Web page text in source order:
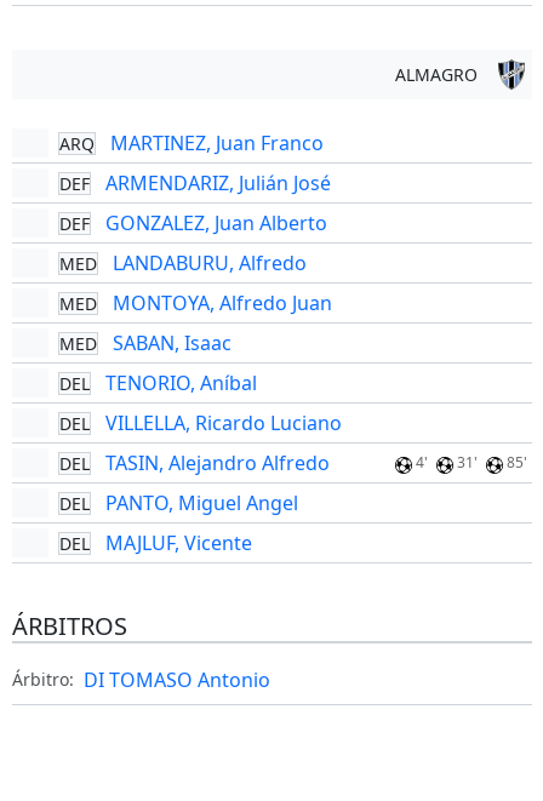
ALMAGRO
ARQ MARTINEZ, Juan Franco
DEF ARMENDARIZ, Julián José
DEF GONZALEZ, Juan Alberto
MED LANDABURU, Alfredo
MED MONTOYA, Alfredo Juan
MED SABAN, Isaac
DEL TENORIO, Aníbal
DEL VILLELLA, Ricardo Luciano
DEL TASIN, Alejandro Alfredo 4' 31' 85'
DEL PANTO, Miguel Angel
DEL MAJLUF, Vicente
ÁRBITROS
Árbitro: DI TOMASO Antonio